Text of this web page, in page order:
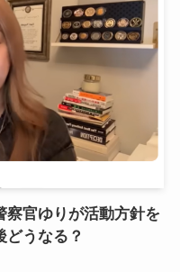
察官ゆりが活動方針を
どうなる？